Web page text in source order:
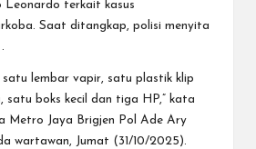
Leonardo terkait kasus
Saat ditangkap, polisi menyita
.
satu lembar vapir, satu plastik klip
satu boks kecil dan tiga HP,” kata
Metro Jaya Brigjen Pol Ade Ary
wartawan, Jumat (31/10/2025).